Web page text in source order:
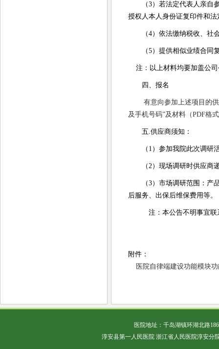
（3）若法定代表人亲自
授权人本人身份证复印件和
（4）依法缴纳税收、社
（5）提供相似业绩合同
注：以上材料均要加盖公
四、报名
有意向参加上述项目的
及手机号码”及材料（PDF格
五.供应商须知：
（ 1）参加我院此次调研
（2）现场调研时供应商
（3） 市场调研范围：产
后服务、出保后维保费用等。
注：本公告不明事宜
附件：
医院自律端建设功能模块
医院地址：千岛湖镇环湖北路
淳安县第一人民医院 浙江省人民医院淳安分